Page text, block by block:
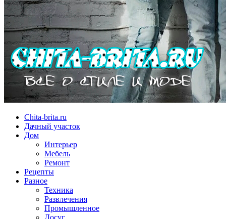
Chita-brita.ru
Дачный участок
Дом
Интерьер
Мебель
Ремонт
Рецепты
Разное
Техника
Развлечения
Промышленное
Досуг